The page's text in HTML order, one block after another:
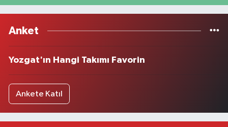
Anket
Yozgat'ın Hangi Takımı Favorin
Ankete Katıl